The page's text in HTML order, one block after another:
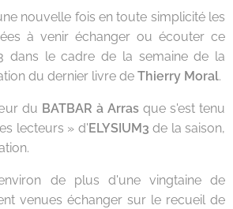
nouvelle fois en toute simplicité les
à venir échanger ou écouter ce
dans le cadre de la semaine de la
du dernier livre de Thierry Moral.
du BATBAR à Arras que s'est tenu
lecteurs » d'ELYSIUM3 de la saison,
de plus d'une vingtaine de
venues échanger sur le recueil de